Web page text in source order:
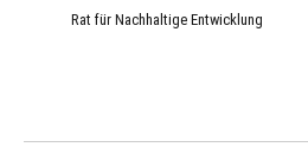
Rat für Nachhaltige Entwicklung